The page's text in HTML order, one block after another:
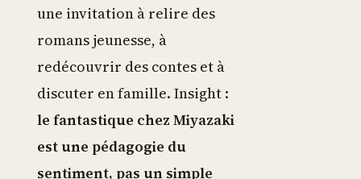
une invitation à relire des
romans jeunesse, à
redécouvrir des contes et à
discuter en famille. Insight :
le fantastique chez Miyazaki
est une pédagogie du
sentiment, pas un simple